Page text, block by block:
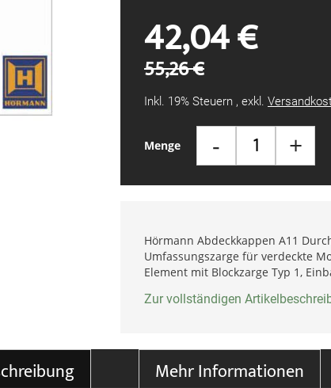
Menge - +
42,04 €
55,26 €
Inkl. 19% Steuern , exkl.
Hörmann Abdeckkappen A11
Umfassungszarge für verdeckte
Element mit Blockzarge Typ 1,
Zur vollständigen
Mehr Informationen